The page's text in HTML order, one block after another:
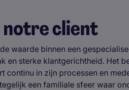
notre client
waarde binnen een
en sterke klantgerichtheid. Het
continu in zijn processen en
een familiale sfeer waar